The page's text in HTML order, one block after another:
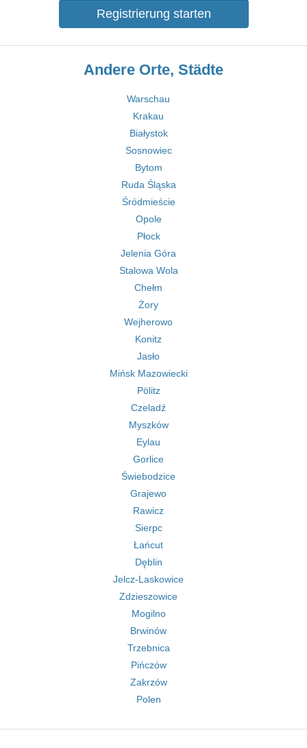
Registrierung starten
Andere Orte, Städte
Warschau
Krakau
Białystok
Sosnowiec
Bytom
Ruda Śląska
Śródmieście
Opole
Płock
Jelenia Góra
Stalowa Wola
Chełm
Żory
Wejherowo
Konitz
Jasło
Mińsk Mazowiecki
Pölitz
Czeladź
Myszków
Eylau
Gorlice
Świebodzice
Grajewo
Rawicz
Sierpc
Łańcut
Dęblin
Jelcz-Laskowice
Zdzieszowice
Mogilno
Brwinów
Trzebnica
Pińczów
Zakrzów
Polen